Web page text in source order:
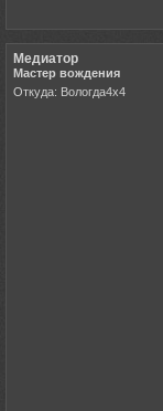
Медиатор
Мастер вождения
Откуда: Вологда4х4